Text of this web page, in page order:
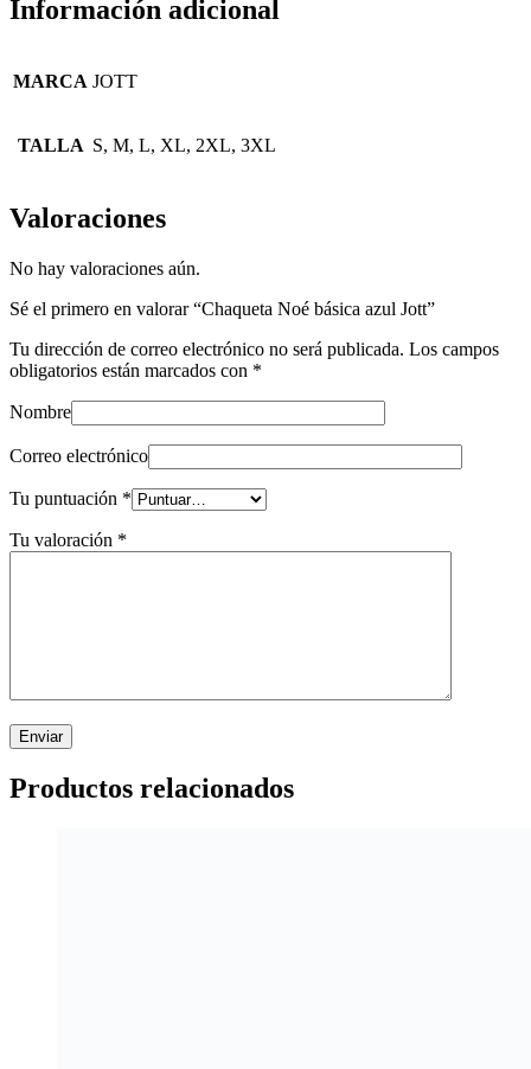
Información adicional
MARCA JOTT
TALLA S, M, L, XL, 2XL, 3XL
Valoraciones
No hay valoraciones aún.
Sé el primero en valorar “Chaqueta Noé básica azul Jott”
Tu dirección de correo electrónico no será publicada. Los campos
obligatorios están marcados con *
Nombre
Correo electrónico
Tu puntuación *
Tu valoración *
Productos relacionados